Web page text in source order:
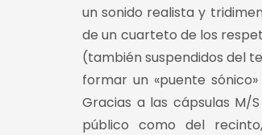
un sonido realista y
de un cuarteto de los
(también suspendidos del
formar un «puente
Gracias a las cápsulas M/
público como del